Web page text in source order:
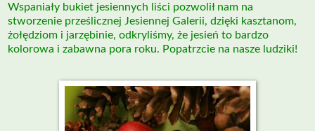
Wspaniały bukiet jesiennych liści pozwolił nam na
stworzenie prześlicznej Jesiennej Galerii, dzięki kasztanom,
żołędziom i jarzębinie, odkryliśmy, że jesień to bardzo
kolorowa i zabawna pora roku. Popatrzcie na nasze ludziki!